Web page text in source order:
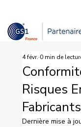
Risques
Fabricants
4 févr. 0 min de
Dernière mise à